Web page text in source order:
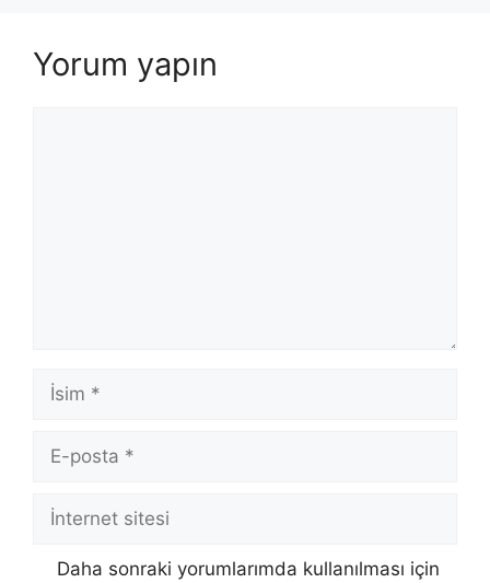
Yorum yapın
İsim
posta
İnternet
sitesi
Daha sonraki yorumlarımda kullanılması için